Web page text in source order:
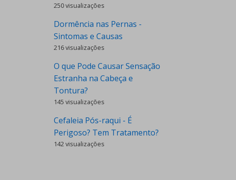
250 visualizações
Dormência nas Pernas -
Sintomas e Causas
216 visualizações
O que Pode Causar Sensação
Estranha na Cabeça e
Tontura?
145 visualizações
Cefaleia Pós-raqui - É
Perigoso? Tem Tratamento?
142 visualizações